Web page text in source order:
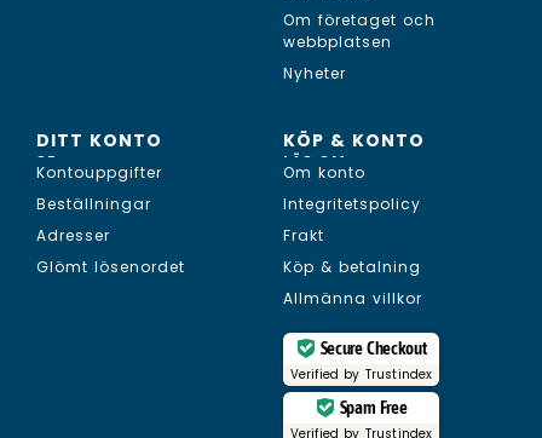
Om företaget och
webbplatsen
Nyheter
DITT KONTO
SE...
Kontouppgifter
Beställningar
Adresser
Glömt lösenordet
KÖP & KONTO
LÄS OM...
Om konto
Integritetspolicy
Frakt
Köp & betalning
Allmänna villkor
Secure Checkout
Verified by Trustindex
Spam Free
Verified by Trustindex